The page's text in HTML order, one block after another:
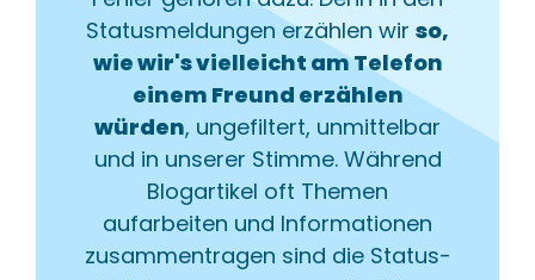
Statusmeldungen erzählen wir so,
wie wir's vielleicht am Telefon
einem Freund erzählen
würden, ungefiltert, unmittelbar
und in unserer Stimme. Während
Blogartikel oft Themen
aufarbeiten und Informationen
zusammentragen sind die Status-